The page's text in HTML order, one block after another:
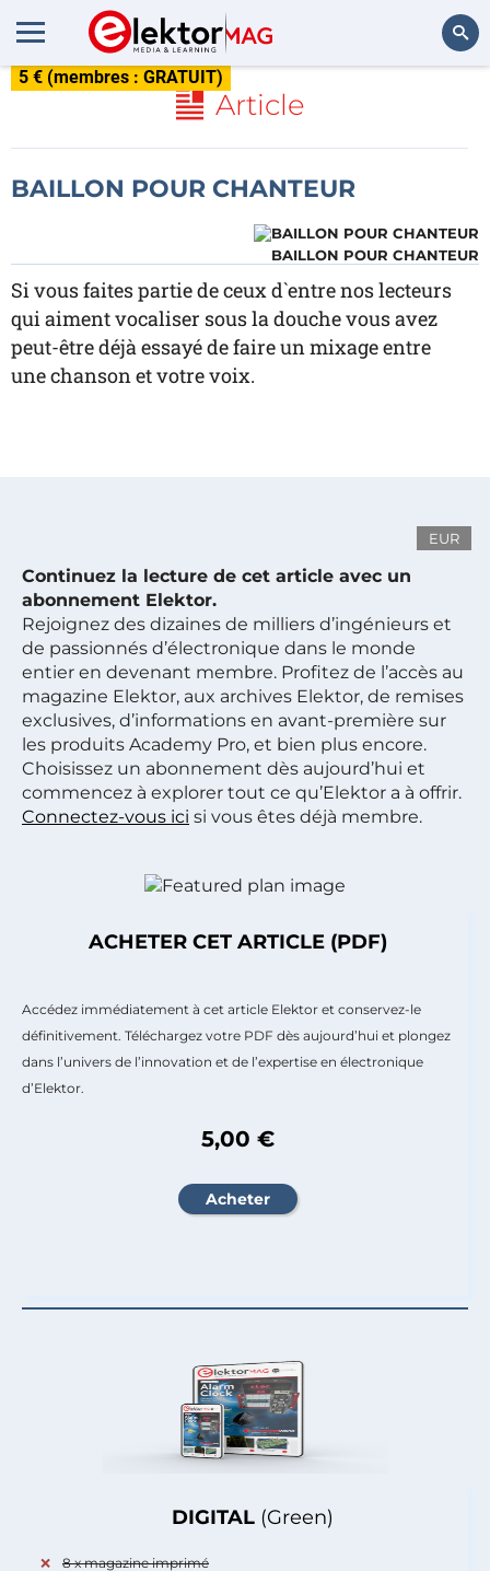
5 € (membres : GRATUIT)
Article
BAILLON POUR CHANTEUR
BAILLON POUR CHANTEUR
Si vous faites partie de ceux d`entre nos lecteurs
qui aiment vocaliser sous la douche vous avez
peut-être déjà essayé de faire un mixage entre
une chanson et votre voix.
EUR
Continuez la lecture de cet article avec un
abonnement Elektor.
Rejoignez des dizaines de milliers d’ingénieurs et
de passionnés d’électronique dans le monde
entier en devenant membre. Profitez de l’accès au
magazine Elektor, aux archives Elektor, de remises
exclusives, d’informations en avant-première sur
les produits Academy Pro, et bien plus encore.
Choisissez un abonnement dès aujourd’hui et
commencez à explorer tout ce qu’Elektor a à offrir.
Connectez-vous ici si vous êtes déjà membre.
DIGITAL (Green)
8 x magazine imprimé
ACHETER CET ARTICLE (PDF)
Accédez immédiatement à cet article Elektor et conservez-le
définitivement. Téléchargez votre PDF dès aujourd’hui et plongez
dans l’univers de l’innovation et de l’expertise en électronique
d’Elektor.
5,00 €